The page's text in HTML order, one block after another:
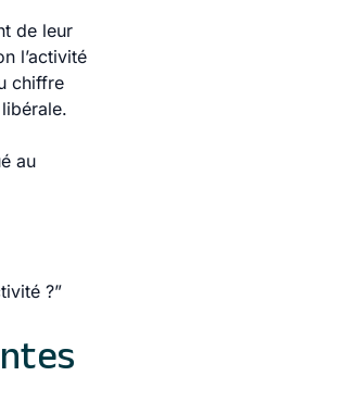
de leur
l’activité
chiffre
au
?”